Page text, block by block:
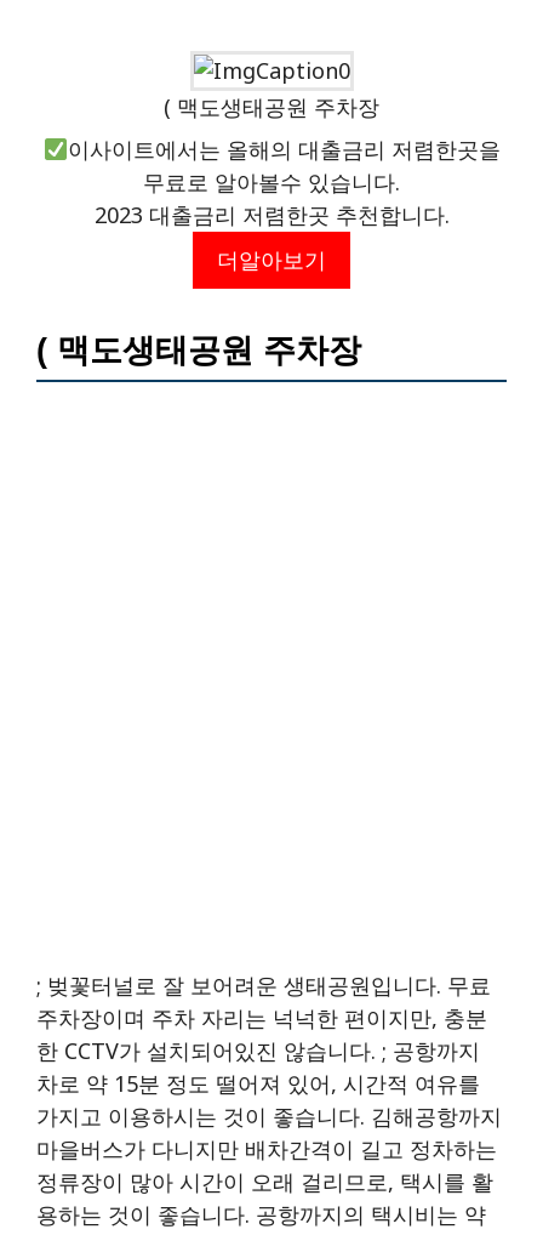
( 맥도생태공원 주차장
이사이트에서는 올해의 대출금리 저렴한곳을
무료로 알아볼수 있습니다.
2023 대출금리 저렴한곳 추천합니다.
더알아보기
( 맥도생태공원 주차장
; 벚꽃터널로 잘 보어려운 생태공원입니다. 무료
주차장이며 주차 자리는 넉넉한 편이지만, 충분
한 CCTV가 설치되어있진 않습니다. ; 공항까지
차로 약 15분 정도 떨어져 있어, 시간적 여유를
가지고 이용하시는 것이 좋습니다. 김해공항까지
마을버스가 다니지만 배차간격이 길고 정차하는
정류장이 많아 시간이 오래 걸리므로, 택시를 활
용하는 것이 좋습니다. 공항까지의 택시비는 약